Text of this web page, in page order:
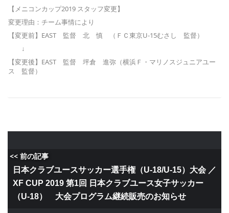
【メニコンカップ2019 スタッフ変更】
変更理由：チーム事情により
【変更前】EAST 監督 北 慎 （ＦＣ東京U-15むさし 監督）
↓
【変更後】EAST 監督 坪倉 進弥（横浜Ｆ・マリノスジュニアユー
ス 監督）
<< 前の記事
日本クラブユースサッカー選手権（U-18/U-15）大会 ／
XF CUP 2019 第1回 日本クラブユース女子サッカー
（U-18） 大会プログラム継続販売のお知らせ